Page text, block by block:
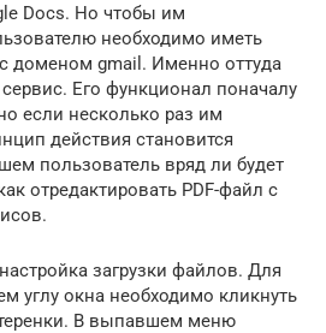
Docs. Но чтобы им
необходимо иметь
доменом gmail. Именно оттуда
Его функционал поначалу
если несколько раз им
действия становится
пользователь вряд ли будет
отредактировать PDF-файл с
загрузки файлов. Для
углу окна необходимо кликнуть
В выпавшем меню